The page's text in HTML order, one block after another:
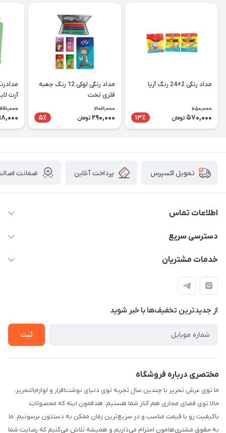
مداد رنگی 2+24 رنگ آریا
650,000
570,000 تومان 13٪
مداد رنگی لوکی 12 رنگ جعبه
فلزی تخت
303,000
290,000 تومان 5٪
آرت
441,000
تحویل اکسپرس پرداخت آنلاین ضمانت
اطلاعات تماس
2424 3672 - 021
دسترسی سریع
لیست محصولات
راهنما
خدمات مشتریان
پرداخت الکترونیکی امن
رویه ارسال کالا
حریم خصوصی
تماس با ما
از جدید‌ترین تخفیف‌ها با‌ خبر شوید
ثبت
مختصری درباره فروشگاه
ما توی عرش تحریر با چندین سال تجربه توی دنیای نوشت‌افزار و لوازم‌التحریر،
حالا توی فضای مجازی هم کنار شما هستیم. هدفمون اینه که محصولات
باکیفیت رو با قیمت مناسب و در سریع‌ترین زمان ممکن به دستتون برسونیم. ما
به حقوق مشتری‌هامون احترام می‌ذاریم و همیشه تلاش می‌کنیم که رضایت شما